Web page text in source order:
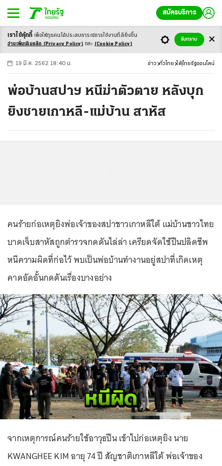
สมัครบริการ
-ก ก ก+
19 มี.ค. 2562 18:40 น. ข่าว ทั่วไทย ใต้ ไทยรัฐออนไลน์
พ่อบ้านสปาฯ หนีฆ่าตัวตาย หลังบุก
ยิงชายเกาหลี-แม่บ้าน สาหัส
คนร้ายก่อเหตุยิงพ่อเจ้าของสปาชาวเกาหลีใต้ แม่บ้านชาวไทย
บาดเจ็บสาหัสถูกตำรวจกดดันไล่ล่า เครียดจัดใช้ปืนปลิดชีพ
หนีความผิดที่ก่อไว้ พบเป็นพ่อบ้านทำงานอยู่สปาที่เกิดเหตุ
คาดอัดอั้นกดดันเรื่องบางอย่าง
จากเหตุการณ์คนร้ายใช้อาวุธปืน เข้าไปก่อเหตุยิง นาย
KWANGHEE KIM อายุ 74 ปี สัญชาติเกาหลีใต้ พ่อเจ้าของ
เราใช้คุ้กกี้ เพื่อให้ทุกคนได้ประสบการณ์การใช้งานที่ดียิ่งขึ้น
อ่านเพิ่มเติมคลิก (Privacy Policy) และ (Cookie Policy)
รับทราบ